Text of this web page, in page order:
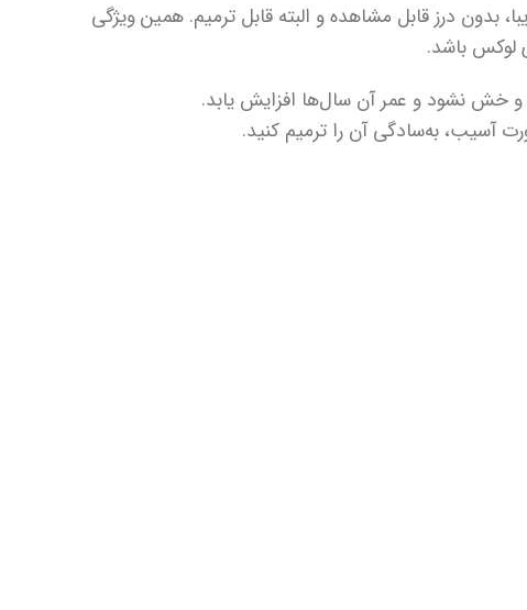
بدون درز قابل مشاهده و البته قابل ترمیم. همین ویژگی
لوکس باشد.
خش نشود و عمر آن سال‌ها افزایش یابد.
آسیب، به‌سادگی آن را ترمیم کنید.